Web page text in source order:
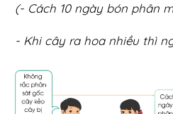
(- Cách 10 ngày bón phân
- Khi cây ra hoa nhiều thì